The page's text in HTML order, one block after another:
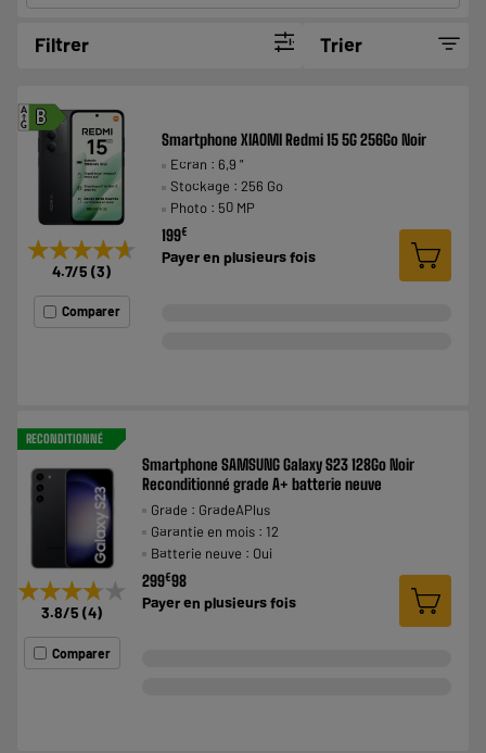
Filtrer Trier
B
A
G
★★★★★
★★★★★
4.7/5 (3)
Comparer
Smartphone XIAOMI Redmi 15 5G 256Go Noir
Ecran : 6,9 "
Stockage : 256 Go
Photo : 50 MP
199€
Payer en plusieurs fois
RECONDITIONNÉ
★★★★★
★★★★★
3.8/5 (4)
Comparer
Smartphone SAMSUNG Galaxy S23 128Go Noir
Reconditionné grade A+ batterie neuve
Grade : GradeAPlus
Garantie en mois : 12
Batterie neuve : Oui
299€98
Payer en plusieurs fois